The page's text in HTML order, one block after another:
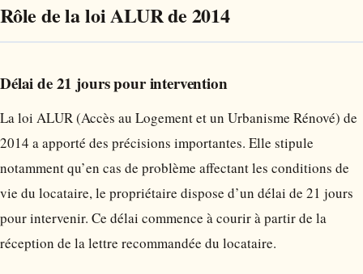
Rôle de la loi ALUR de 2014
Délai de 21 jours pour intervention
La loi ALUR (Accès au Logement et un Urbanisme Rénové) de
2014 a apporté des précisions importantes. Elle stipule
notamment qu’en cas de problème affectant les conditions de
vie du locataire, le propriétaire dispose d’un délai de 21 jours
pour intervenir. Ce délai commence à courir à partir de la
réception de la lettre recommandée du locataire.